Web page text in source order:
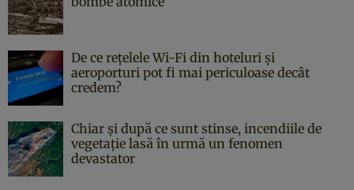
De ce rețelele Wi-Fi din hoteluri și
aeroporturi pot fi mai periculoase decât
credem?
Chiar și după ce sunt stinse, incendiile de
vegetație lasă în urmă un fenomen
devastator